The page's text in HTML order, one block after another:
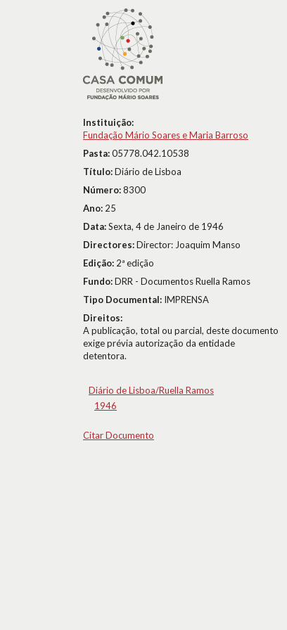
Instituição:
Fundação Mário Soares e Maria Barroso
Pasta:05778.042.10538
Título:Diário de Lisboa
Número:8300
Ano: 25
Data:Sexta, 4 de Janeiro de 1946
Directores:Director: Joaquim Manso
Edição: 2ª edição
Fundo:DRR - Documentos Ruella Ramos
Tipo Documental: IMPRENSA
Direitos:
A publicação, total ou parcial, deste documento
exige prévia autorização da entidade
detentora.
Diário de Lisboa/Ruella Ramos
1946
Citar Documento